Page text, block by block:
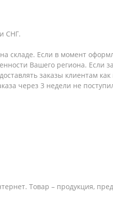
СНГ.
складе. Если в момент
Вашего региона. Если
заказы клиентам
через 3 недели не
Товар – продукция,